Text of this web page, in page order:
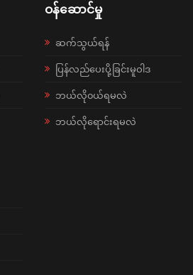
ဝန်ဆောင်မှု
ဆက်သွယ်ရန်
ပြန်လည်ပေးပို့ခြင်းမူဝါဒ
ဘယ်လို၀ယ်ရမလဲ
ဘယ်လိုရောင်းရမလဲ